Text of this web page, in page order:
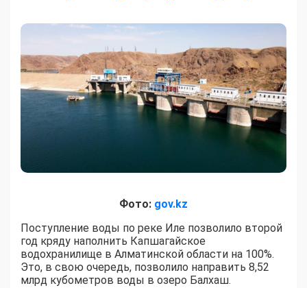
Фото: gov.kz
Поступление воды по реке Иле позволило второй
год кряду наполнить Капшагайское
водохранилище в Алматинской области на 100%.
Это, в свою очередь, позволило направить 8,52
млрд кубометров воды в озеро Балхаш.